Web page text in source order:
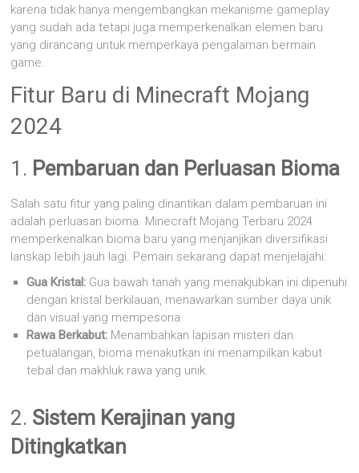
karena tidak hanya mengembangkan mekanisme gameplay
yang sudah ada tetapi juga memperkenalkan elemen baru
yang dirancang untuk memperkaya pengalaman bermain
game.
Fitur Baru di Minecraft Mojang
2024
1. Pembaruan dan Perluasan Bioma
Salah satu fitur yang paling dinantikan dalam pembaruan ini
adalah perluasan bioma. Minecraft Mojang Terbaru 2024
memperkenalkan bioma baru yang menjanjikan diversifikasi
lanskap lebih jauh lagi. Pemain sekarang dapat menjelajahi:
Gua Kristal: Gua bawah tanah yang menakjubkan ini dipenuhi
dengan kristal berkilauan, menawarkan sumber daya unik
dan visual yang mempesona.
Rawa Berkabut: Menambahkan lapisan misteri dan
petualangan, bioma menakutkan ini menampilkan kabut
tebal dan makhluk rawa yang unik.
2. Sistem Kerajinan yang
Ditingkatkan